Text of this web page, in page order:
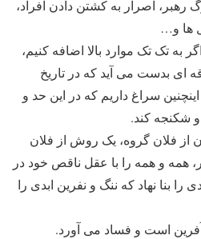
اصرار به کشتن دادن افراد،
ها و…
به تک تک موارد بالا اضافه کنیم،
ای بدست می آید که در تاریخ
سراغ داریم که در این حد و
و شکنجه کند.
فلان گروه، یک روش از فلان
همه و همه را با عقل ناقص خود در
را بنا نهاد که ننگ و نفرین ابدی را
است و فساد می آورد.